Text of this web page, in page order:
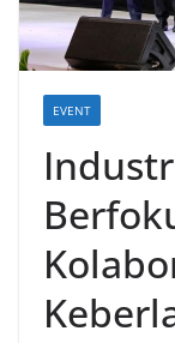
EVENT